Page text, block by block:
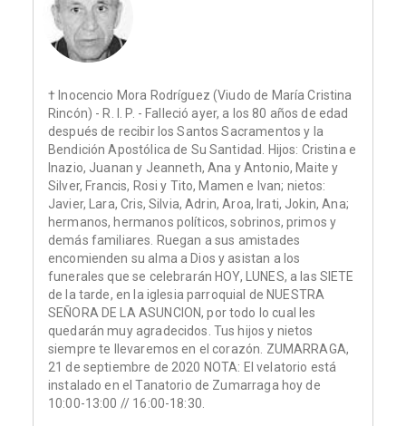
† Inocencio Mora Rodríguez (Viudo de María Cristina
Rincón) - R. I. P. - Falleció ayer, a los 80 años de edad
después de recibir los Santos Sacramentos y la
Bendición Apostólica de Su Santidad. Hijos: Cristina e
Inazio, Juanan y Jeanneth, Ana y Antonio, Maite y
Silver, Francis, Rosi y Tito, Mamen e Ivan; nietos:
Javier, Lara, Cris, Silvia, Adrin, Aroa, Irati, Jokin, Ana;
hermanos, hermanos políticos, sobrinos, primos y
demás familiares. Ruegan a sus amistades
encomienden su alma a Dios y asistan a los
funerales que se celebrarán HOY, LUNES, a las SIETE
de la tarde, en la iglesia parroquial de NUESTRA
SEÑORA DE LA ASUNCION, por todo lo cual les
quedarán muy agradecidos. Tus hijos y nietos
siempre te llevaremos en el corazón. ZUMARRAGA,
21 de septiembre de 2020 NOTA: El velatorio está
instalado en el Tanatorio de Zumarraga hoy de
10:00-13:00 // 16:00-18:30.